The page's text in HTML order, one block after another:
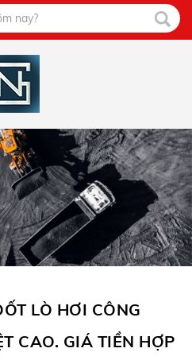
LÒ HƠI CÔNG
CAO. GIÁ TIỀN HỢP